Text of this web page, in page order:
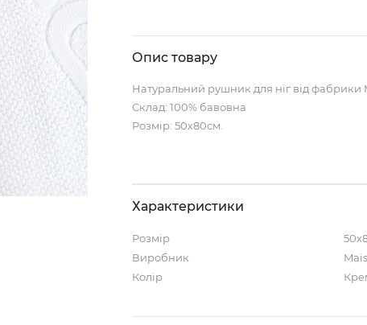
Опис товару
Натуральний рушник для ніг від фабрики
Склад: 100% бавовна
Розмір: 50х80см.
Характеристики
Розмір
Виробник
Колір